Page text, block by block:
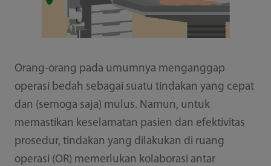
Orang-orang pada umumnya menganggap
operasi bedah sebagai suatu tindakan yang cepat
dan (semoga saja) mulus. Namun, untuk
memastikan keselamatan pasien dan efektivitas
prosedur, tindakan yang dilakukan di ruang
operasi (OR) memerlukan kolaborasi antar